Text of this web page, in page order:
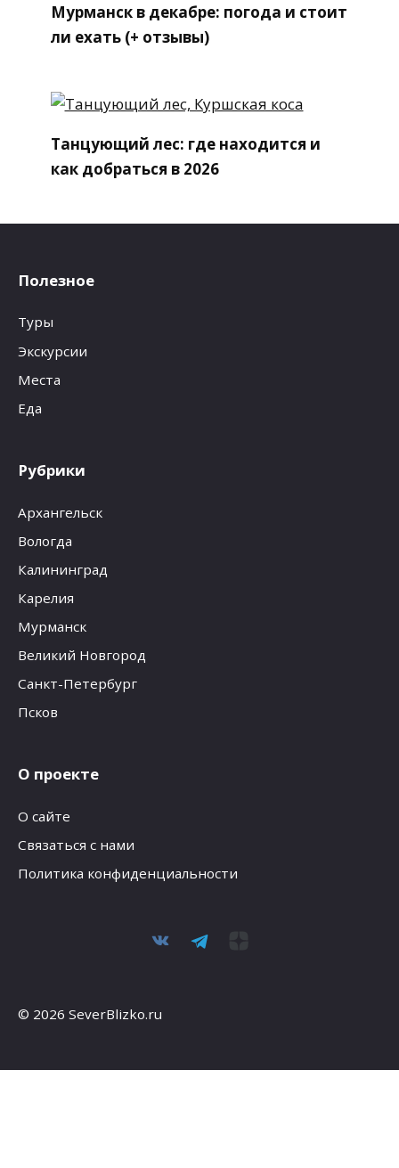
Мурманск в декабре: погода и стоит
ли ехать (+ отзывы)
Танцующий лес: где находится и
как добраться в 2026
Полезное
Туры
Экскурсии
Места
Еда
Рубрики
Архангельск
Вологда
Калининград
Карелия
Мурманск
Великий Новгород
Санкт-Петербург
Псков
О проекте
О сайте
Связаться с нами
Политика конфиденциальности
© 2026 SeverBlizko.ru